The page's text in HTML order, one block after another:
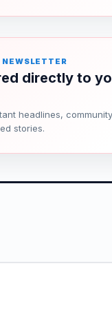
NEWSLETTER
directly to
headlines, community
stories.